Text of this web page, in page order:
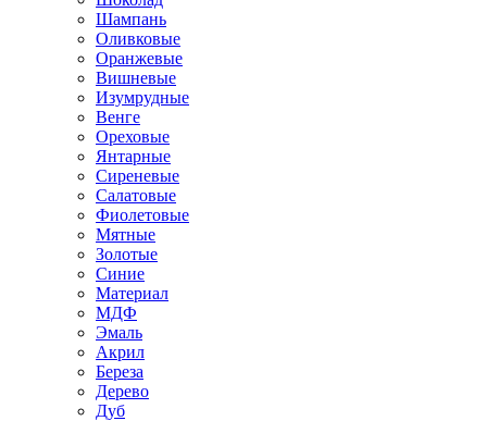
Шампань
Оливковые
Оранжевые
Вишневые
Изумрудные
Венге
Ореховые
Янтарные
Сиреневые
Салатовые
Фиолетовые
Мятные
Золотые
Синие
Материал
МДФ
Эмаль
Акрил
Береза
Дерево
Дуб